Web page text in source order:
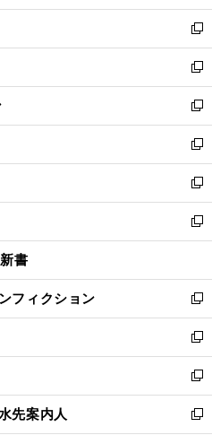
開
く
ウ
で
開
く
ン
ド
ウ
で
開
く
新
し
い
ウ
ィ
ン
ド
ウ
で
開
く
新
し
い
ウ
ィ
ン
ド
ウ
で
開
新
し
い
ウ
ィ
ン
ド
ウ
開
く
新
し
い
ウ
ィ
ン
ウ
で
開
く
新
し
い
ウ
ン
ド
ウ
で
開
く
新
し
ウ
ィ
ン
ド
ウ
で
開
く
書
フィクション
新
し
い
ウ
ィ
ン
ド
ウ
新
し
い
ウ
ィ
ン
新
し
い
ウ
先案内人
新
し